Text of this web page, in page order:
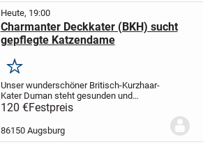
Heute, 19:00
Charmanter Deckkater (BKH) sucht
gepflegte Katzendame
Merken
Unser wunderschöner Britisch-Kurzhaar-
Kater Duman steht gesunden und
geeigneten Katzendamen als Deckkater
zur Verfügung.
überzeugt mit seinem ruhigen,
ausgeglichenen und...
120 €Festpreis
86150 Augsburg